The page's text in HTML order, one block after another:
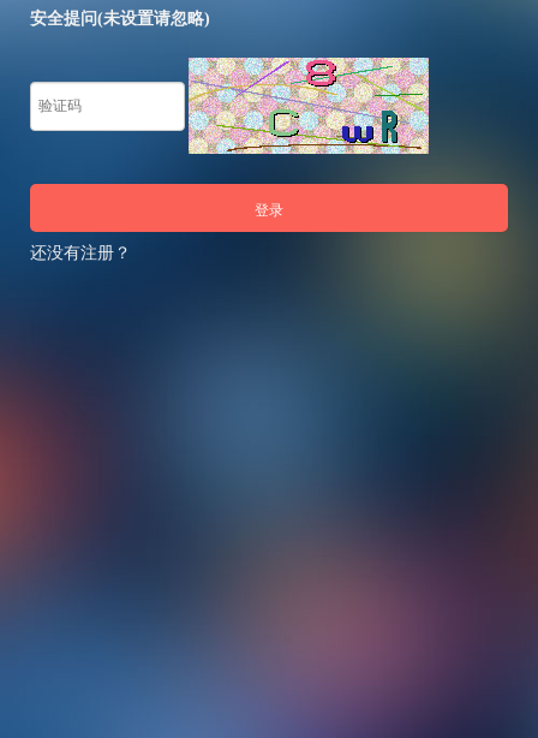
安全提问(未设置请忽略)
登录
还没有注册？